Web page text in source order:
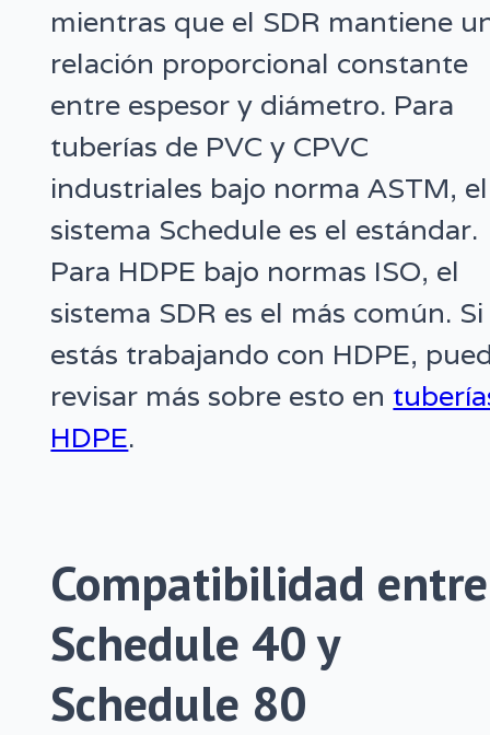
mientras que el SDR mantiene
relación proporcional constante
entre espesor y diámetro. Para
tuberías de PVC y CPVC
industriales bajo norma ASTM, el
sistema Schedule es el estándar.
Para HDPE bajo normas ISO, el
sistema SDR es el más común. Si
estás trabajando con HDPE,
revisar más sobre esto en
HDPE.
Compatibilidad entre
Schedule 40 y
Schedule 80